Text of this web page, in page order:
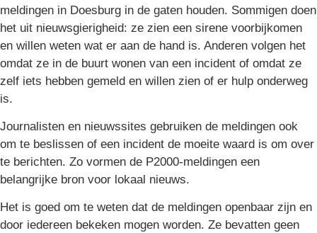
meldingen in Doesburg in de gaten houden. Sommigen doen
het uit nieuwsgierigheid: ze zien een sirene voorbijkomen
en willen weten wat er aan de hand is. Anderen volgen het
omdat ze in de buurt wonen van een incident of omdat ze
zelf iets hebben gemeld en willen zien of er hulp onderweg
is.
Journalisten en nieuwssites gebruiken de meldingen ook
om te beslissen of een incident de moeite waard is om over
te berichten. Zo vormen de P2000-meldingen een
belangrijke bron voor lokaal nieuws.
Het is goed om te weten dat de meldingen openbaar zijn en
door iedereen bekeken mogen worden. Ze bevatten geen